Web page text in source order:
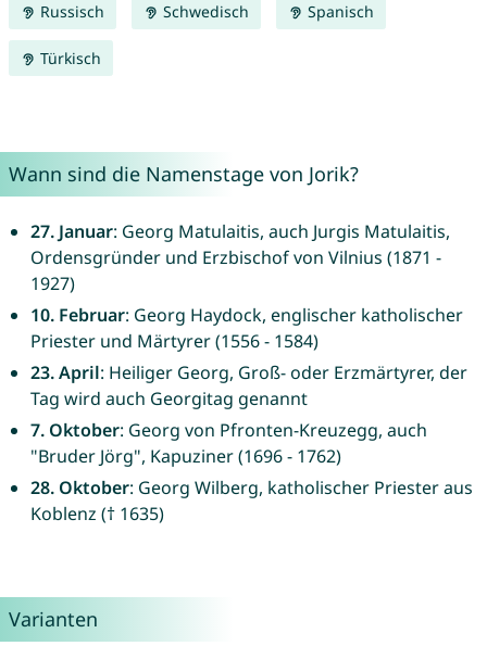
Russisch Schwedisch Spanisch
Türkisch
Wann sind die Namenstage von Jorik?
27. Januar: Georg Matulaitis, auch Jurgis Matulaitis,
Ordensgründer und Erzbischof von Vilnius (1871 -
1927)
10. Februar: Georg Haydock, englischer katholischer
Priester und Märtyrer (1556 - 1584)
23. April: Heiliger Georg, Groß- oder Erzmärtyrer, der
Tag wird auch Georgitag genannt
7. Oktober: Georg von Pfronten-Kreuzegg, auch
"Bruder Jörg", Kapuziner (1696 - 1762)
28. Oktober: Georg Wilberg, katholischer Priester aus
Koblenz († 1635)
Varianten